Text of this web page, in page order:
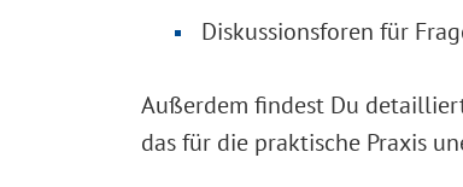
Diskussionsforen für
Außerdem findest Du
das für die praktische Praxis